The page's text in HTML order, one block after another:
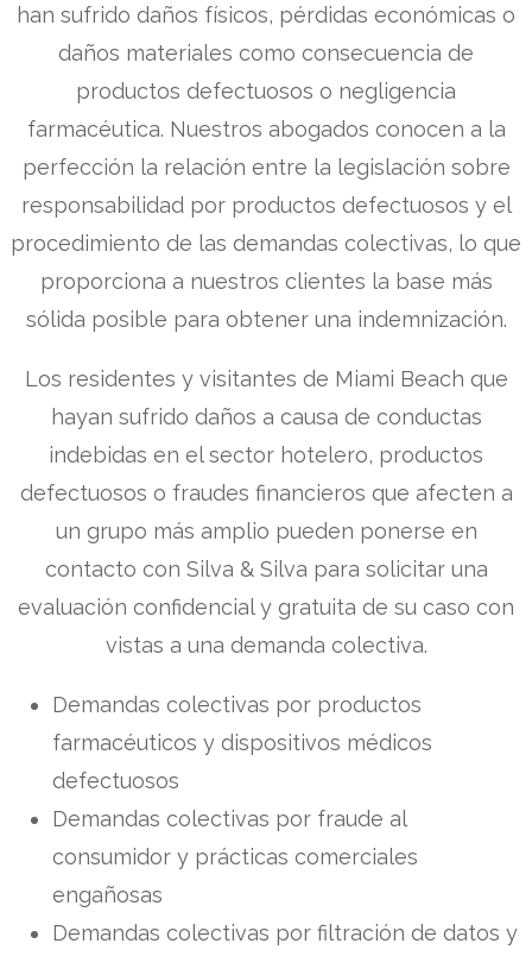
han sufrido daños físicos, pérdidas económicas o
daños materiales como consecuencia de
productos defectuosos o negligencia
farmacéutica. Nuestros abogados conocen a la
perfección la relación entre la legislación sobre
responsabilidad por productos defectuosos y el
procedimiento de las demandas colectivas, lo que
proporciona a nuestros clientes la base más
sólida posible para obtener una indemnización.
Los residentes y visitantes de Miami Beach que
hayan sufrido daños a causa de conductas
indebidas en el sector hotelero, productos
defectuosos o fraudes financieros que afecten a
un grupo más amplio pueden ponerse en
contacto con Silva & Silva para solicitar una
evaluación confidencial y gratuita de su caso con
vistas a una demanda colectiva.
Demandas colectivas por productos
farmacéuticos y dispositivos médicos
defectuosos
Demandas colectivas por fraude al
consumidor y prácticas comerciales
engañosas
Demandas colectivas por filtración de datos y